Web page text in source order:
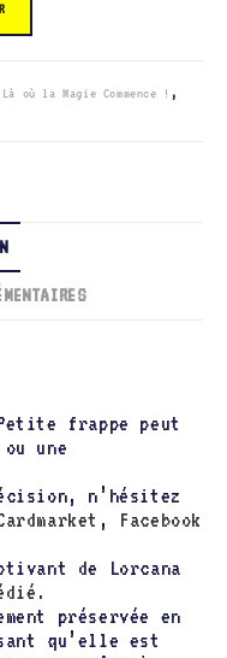
où la Magie Commence ! ,
frappe peut
une
n’hésitez
, Facebook
de Lorcana
.
préservée en
qu’elle est